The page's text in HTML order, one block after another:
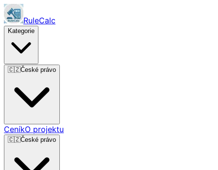
RuleCalc
Kategorie
🇨🇿České právo
CeníkO projektu
🇨🇿České právo